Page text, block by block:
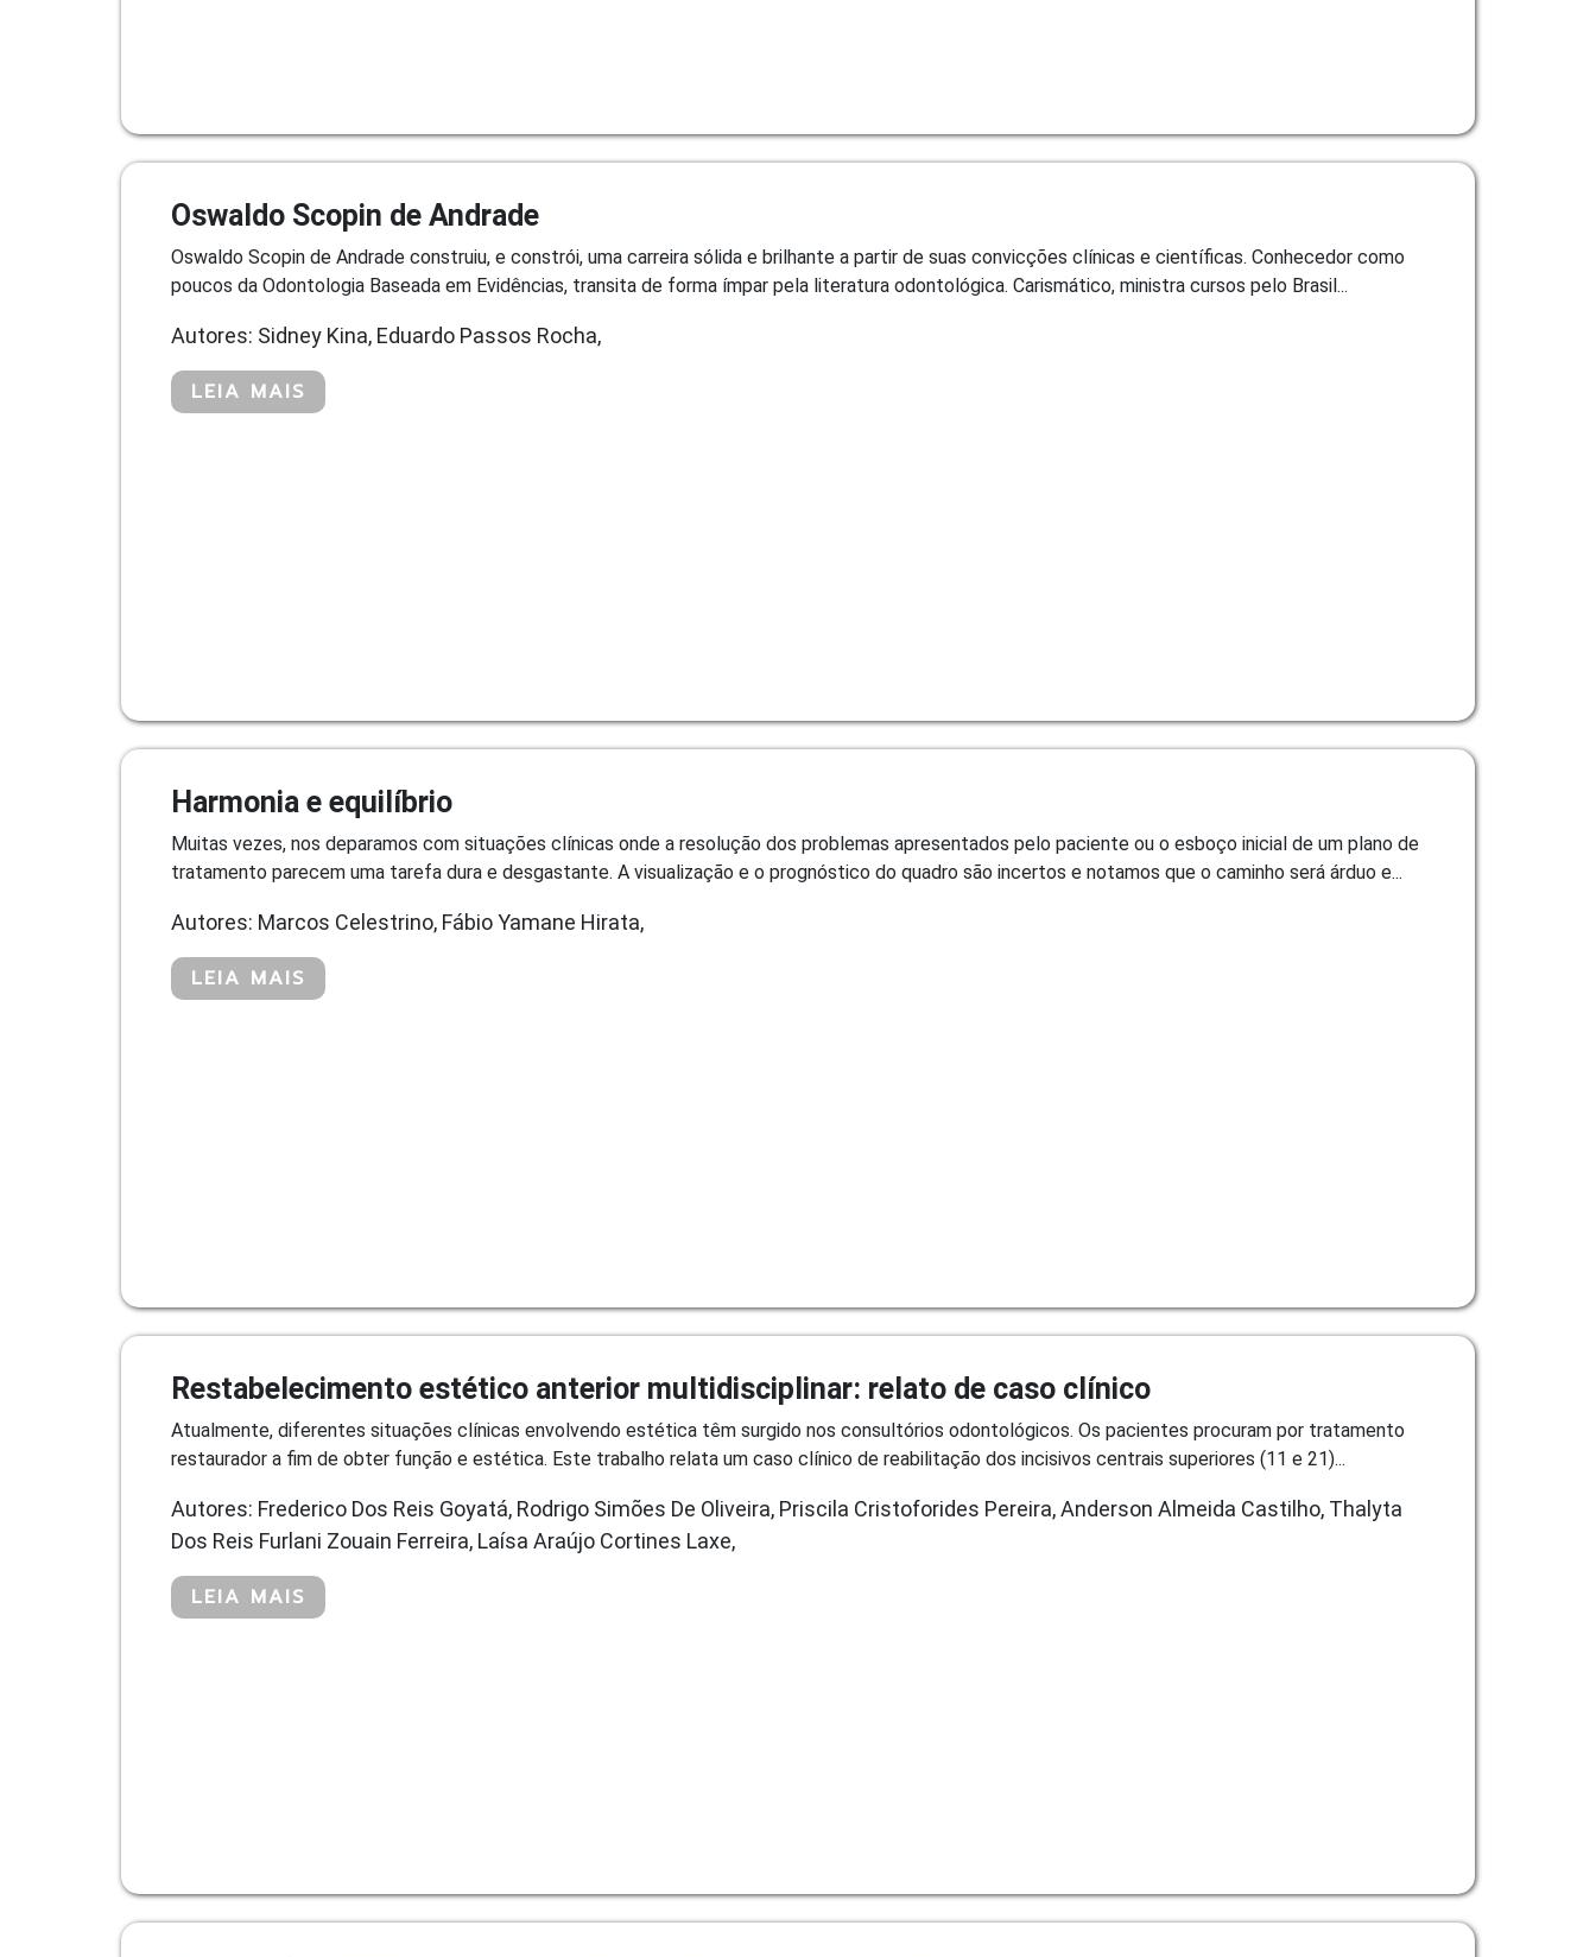
Oswaldo Scopin de Andrade
Oswaldo Scopin de Andrade construiu, e constrói, uma carreira sólida e brilhante a partir de suas convicções clínicas e científicas. Conhecedor como
poucos da Odontologia Baseada em Evidências, transita de forma ímpar pela literatura odontológica. Carismático, ministra cursos pelo Brasil...
Autores: Sidney Kina, Eduardo Passos Rocha,
LEIA MAIS
Harmonia e equilíbrio
Muitas vezes, nos deparamos com situações clínicas onde a resolução dos problemas apresentados pelo paciente ou o esboço inicial de um plano de
tratamento parecem uma tarefa dura e desgastante. A visualização e o prognóstico do quadro são incertos e notamos que o caminho será árduo e...
Autores: Marcos Celestrino, Fábio Yamane Hirata,
LEIA MAIS
Restabelecimento estético anterior multidisciplinar: relato de caso clínico
Atualmente, diferentes situações clínicas envolvendo estética têm surgido nos consultórios odontológicos. Os pacientes procuram por tratamento
restaurador a fim de obter função e estética. Este trabalho relata um caso clínico de reabilitação dos incisivos centrais superiores (11 e 21)...
Autores: Frederico Dos Reis Goyatá, Rodrigo Simões De Oliveira, Priscila Cristoforides Pereira, Anderson Almeida Castilho, Thalyta
Dos Reis Furlani Zouain Ferreira, Laísa Araújo Cortines Laxe,
LEIA MAIS